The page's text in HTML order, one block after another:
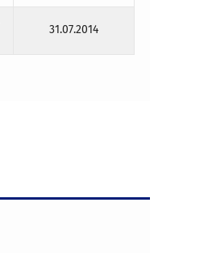
31.07.2014